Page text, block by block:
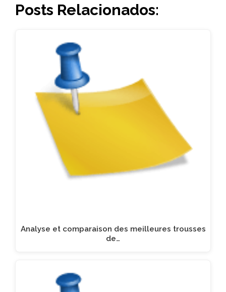
Posts Relacionados:
Analyse et comparaison des meilleures trousses
de…